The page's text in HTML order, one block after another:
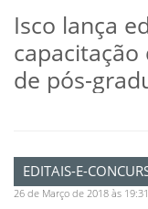
Isco lança
de pós-
EDITAIS-E-
26 de Março de 2018 às 19:31